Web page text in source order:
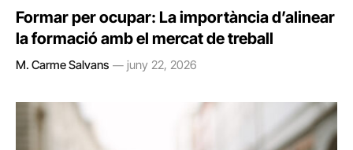
Formar per ocupar: La importància d’alinear
la formació amb el mercat de treball
M. Carme Salvans juny 22, 2026